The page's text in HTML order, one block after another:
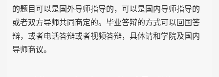
的题目可以是国外导师指导的，可以是国内导师指导的
或者双方导师共同商定的。毕业答辩的方式可以回国答
辩，或者电话答辩或者视频答辩，具体请和学院及国内
导师商议。